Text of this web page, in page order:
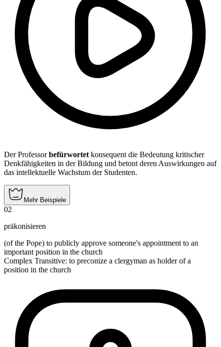
Der Professorbefürwortet konsequent die Bedeutung kritischer
Denkfähigkeiten in der Bildung und betont deren Auswirkungen auf
das intellektuelle Wachstum der Studenten.
Mehr Beispiele
02
präkonisieren
(of the Pope) to publicly approve someone's appointment to an
important position in the church
Complex Transitive: to preconize a clergyman as holder of a
position in the church